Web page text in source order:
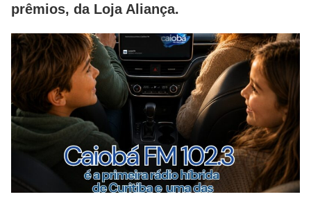
prêmios, da Loja Aliança.